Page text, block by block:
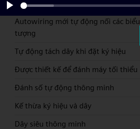
cần kéo và thả đơn giản
Autowiring mới tự động nối các biểu
tượng
Tự động tách dây khi đặt ký hiệu
Được thiết kế để đánh máy tối thiểu
Đánh số tự động thông minh
Kế thừa ký hiệu và dây
Dây siêu thông minh
Play